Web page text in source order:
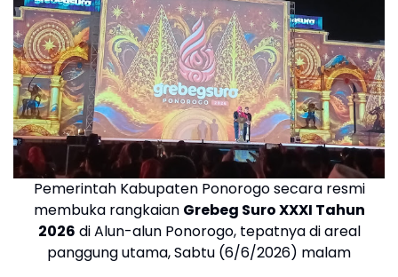
Pemerintah Kabupaten Ponorogo secara resmi
membuka rangkaian Grebeg Suro XXXI Tahun
2026 di Alun-alun Ponorogo, tepatnya di areal
panggung utama, Sabtu (6/6/2026) malam